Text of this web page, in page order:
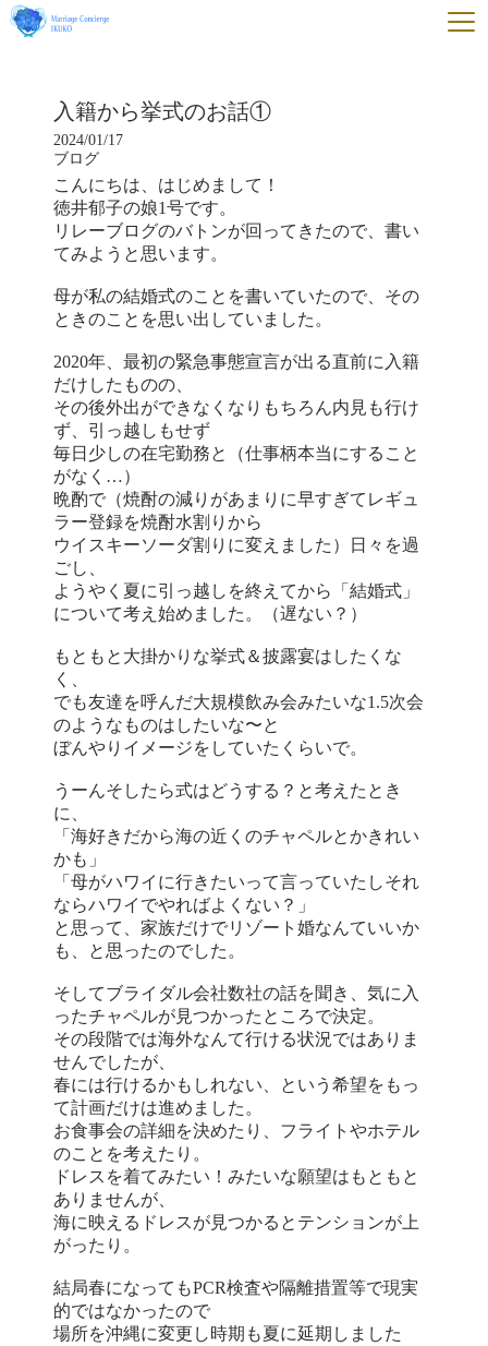
入籍から挙式のお話①
2024/01/17
ブログ
こんにちは、はじめまして！
徳井郁子の娘1号です。
リレーブログのバトンが回ってきたので、書い
てみようと思います。
母が私の結婚式のことを書いていたので、その
ときのことを思い出していました。
2020年、最初の緊急事態宣言が出る直前に入籍
だけしたものの、
その後外出ができなくなりもちろん内見も行け
ず、引っ越しもせず
毎日少しの在宅勤務と（仕事柄本当にすること
がなく…）
晩酌で（焼酎の減りがあまりに早すぎてレギュ
ラー登録を焼酎水割りから
ウイスキーソーダ割りに変えました）日々を過
ごし、
ようやく夏に引っ越しを終えてから「結婚式」
について考え始めました。（遅ない？）
もともと大掛かりな挙式＆披露宴はしたくな
く、
でも友達を呼んだ大規模飲み会みたいな1.5次会
のようなものはしたいな〜と
ぼんやりイメージをしていたくらいで。
うーんそしたら式はどうする？と考えたとき
に、
「海好きだから海の近くのチャペルとかきれい
かも」
「母がハワイに行きたいって言っていたしそれ
ならハワイでやればよくない？」
と思って、家族だけでリゾート婚なんていいか
も、と思ったのでした。
そしてブライダル会社数社の話を聞き、気に入
ったチャペルが見つかったところで決定。
その段階では海外なんて行ける状況ではありま
せんでしたが、
春には行けるかもしれない、という希望をもっ
て計画だけは進めました。
お食事会の詳細を決めたり、フライトやホテル
のことを考えたり。
ドレスを着てみたい！みたいな願望はもともと
ありませんが、
海に映えるドレスが見つかるとテンションが上
がったり。
結局春になってもPCR検査や隔離措置等で現実
的ではなかったので
場所を沖縄に変更し時期も夏に延期しました